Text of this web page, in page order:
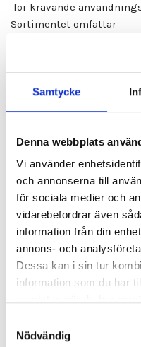
Samtycke
Denna webbplats
Vi använder
och annonserna till
för sociala medier och
vidarebefordrar även
information från din
annons- och
Dessa kan i sin tur
information som du har
Nödvändig
för krävande
Sortimentet omfattar
från IP55 till IP67. De
marinmiljöer, och
helheten.
LED LAMPA I ROSTFRITT
STÅL 6,3W & 3,1W IP67